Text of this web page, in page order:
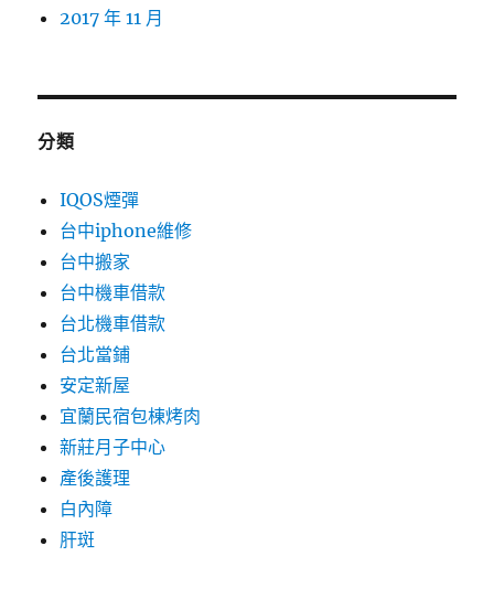
2017 年 11 月
分類
IQOS煙彈
台中iphone維修
台中搬家
台中機車借款
台北機車借款
台北當鋪
安定新屋
宜蘭民宿包棟烤肉
新莊月子中心
產後護理
白內障
肝斑